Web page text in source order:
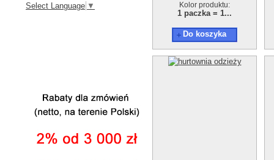
Select Language ▼ Kolor produktu:
1 paczka = 1...
Do koszyka